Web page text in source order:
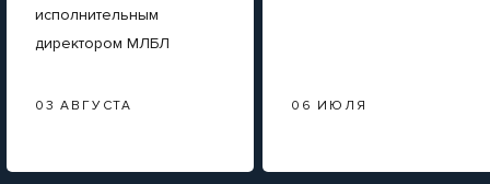
исполнительным
директором МЛБЛ
03 АВГУСТА 06 ИЮЛЯ